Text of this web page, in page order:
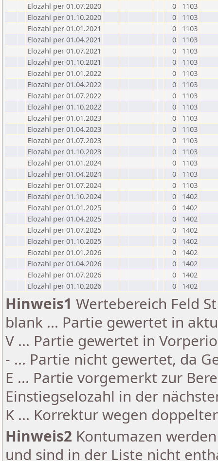
Elozahl per 01.07.2020
0
1103
Elozahl per 01.10.2020
0
1103
Elozahl per 01.01.2021
0
1103
Elozahl per 01.04.2021
0
1103
Elozahl per 01.07.2021
0
1103
Elozahl per 01.10.2021
0
1103
Elozahl per 01.01.2022
0
1103
Elozahl per 01.04.2022
0
1103
Elozahl per 01.07.2022
0
1103
Elozahl per 01.10.2022
0
1103
Elozahl per 01.01.2023
0
1103
Elozahl per 01.04.2023
0
1103
Elozahl per 01.07.2023
0
1103
Elozahl per 01.10.2023
0
1103
Elozahl per 01.01.2024
0
1103
Elozahl per 01.04.2024
0
1103
Elozahl per 01.07.2024
0
1103
Elozahl per 01.10.2024
0
1402
Elozahl per 01.01.2025
0
1402
Elozahl per 01.04.2025
0
1402
Elozahl per 01.07.2025
0
1402
Elozahl per 01.10.2025
0
1402
Elozahl per 01.01.2026
0
1402
Elozahl per 01.04.2026
0
1402
Elozahl per 01.07.2026
0
1402
Elozahl per 01.10.2026
0 1402
Hinweis1 Wertebereich Feld
blank ... Partie gewertet in
V ... Partie gewertet in
- ... Partie nicht gewertet, da
E ... Partie vorgemerkt zur
Einstiegselozahl in der
K ... Korrektur wegen
Hinweis2 Kontumazen
und sind in der Liste nicht